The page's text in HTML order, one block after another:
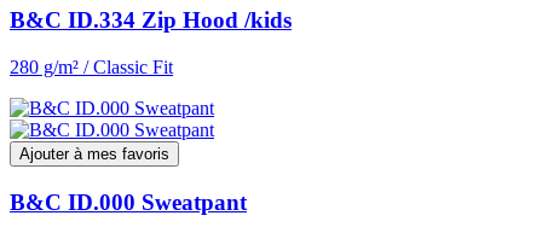
B&C ID.334 Zip Hood /kids
280 g/m² / Classic Fit
Ajouter à mes favoris
B&C ID.000 Sweatpant